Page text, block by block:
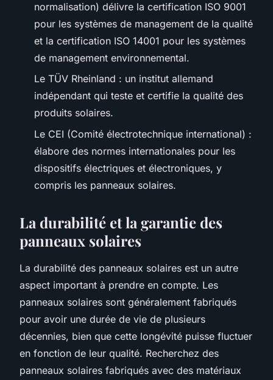
normalisation) délivre la certification ISO 9001
pour les systèmes de management de la qualité
et la certification ISO 14001 pour les systèmes
de management environnemental.
Le TÜV Rheinland : un institut allemand
indépendant qui teste et certifie la qualité des
produits solaires.
Le CEI (Comité électrotechnique international) :
élabore des normes internationales pour les
dispositifs électriques et électroniques, y
compris les panneaux solaires.
La durabilité et la garantie des
panneaux solaires
La durabilité des panneaux solaires est un autre
aspect important à prendre en compte. Les
panneaux solaires sont généralement fabriqués
pour avoir une durée de vie de plusieurs
décennies, bien que cette longévité puisse fluctuer
en fonction de leur qualité. Recherchez des
panneaux solaires fabriqués avec des matériaux